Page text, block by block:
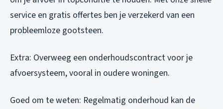
service en gratis offertes ben je verzekerd van een
probleemloze gootsteen.
Extra: Overweeg een onderhoudscontract voor je
afvoersysteem, vooral in oudere woningen.
Goed om te weten: Regelmatig onderhoud kan de